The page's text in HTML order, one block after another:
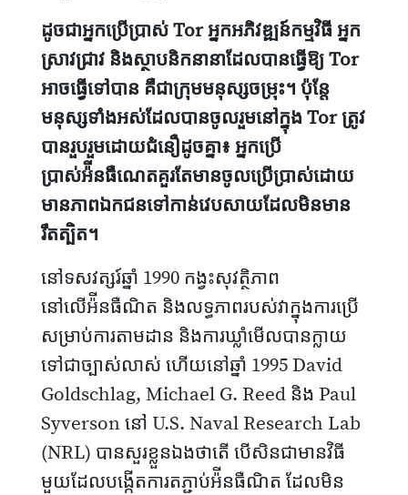
ដូចជាអ្នកប្រើប្រាស់ Tor អ្នកអភិវឌ្ឍន៍កម្មវិធី អ្នក
ស្រាវជ្រាវ និងស្ថាបនិកនានាដែលបានធ្វើឱ្យ Tor
អាចធ្វើទៅបាន គឺជាក្រុមមនុស្សចម្រុះ។ ប៉ុន្តែ
មនុស្សទាំងអស់ដែលបានចូលរួមនៅក្នុង Tor ត្រូវ
បានរួបរួមដោយជំនឿដូចគ្នា៖ អ្នកប្រើ
ប្រាស់អ៉ីនធឺណេតគួរតែមានចូលប្រើប្រាស់ដោយ
មានភាពឯកជនទៅកាន់វេបសាយដែលមិនមាន
រឹតត្បិត។
នៅទសវត្សរ៍ឆ្នាំ 1990 កង្វះសុវត្ថិភាព
នៅលើអ៉ីនធឺណិត និងលទ្ធភាពរបស់វាក្នុងការប្រើ
សម្រាប់ការតាមដាន និងការឃ្លាំមើលបានក្លាយ
ទៅជាច្បាស់លាស់ ហើយនៅឆ្នាំ 1995 David
Goldschlag, Michael G. Reed និង Paul
Syverson នៅ U.S. Naval Research Lab
(NRL) បានសួរខ្លួនឯងថាតើ បើសិនជាមានវិធី
មួយដែលបង្កើតការតភ្ជាប់អ៉ីនធឺណិត ដែលមិន